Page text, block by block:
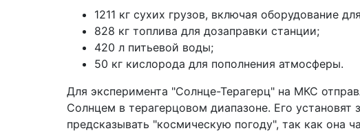
1211 кг сухих грузов, включая оборудование
828 кг топлива для дозаправки станции;
420 л питьевой воды;
50 кг кислорода для пополнения атмосферы.
Для эксперимента "Солнце-Терагерц" на МКС
Солнцем в терагерцовом диапазоне. Его
предсказывать "космическую погоду", так как она